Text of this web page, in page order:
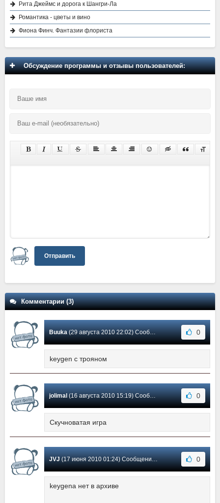
Рита Джеймс и дорога к Шангри-Ла
Романтика - цветы и вино
Фиона Финч. Фантазии флориста
Обсуждение программы и отзывы пользователей:
Отправить
Комментарии (3)
Buuka(29 августа 2010 22:02) Сообщение #3 0
keygen c трояном
jolimal (16 августа 2010 15:19) Сообщение #2 0
Скучноватая игра
JVJ(17 июня 2010 01:24) Сообщение #1 0
keygena нет в архиве